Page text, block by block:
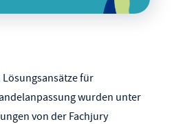
für
wurden unter
von der Fachjury